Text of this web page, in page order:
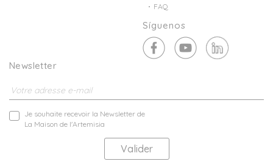
FAQ
Síguenos
Newsletter
Je souhaite recevoir la Newsletter de
La Maison de l'Artemisia